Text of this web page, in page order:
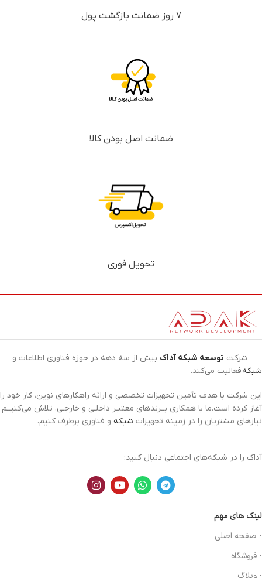
7 روز ضمانت بازگشت پول
ضمانت اصل بودن کالا
تحویل فوری
شرکت توسعه شبکه آداک بیش از سه دهه در حوزه فناوری اطلاعات و
شبکهفعالیت می‌کند.
این شرکت با هدف تأمین تجهیزات تخصصی و ارائه راهکارهای نوین، کار خود را
آغاز کرده است.ما با همکاری بــرندهای معتبـر داخلـی و خارجـی، تلاش می‌کنیــم
نیازهای مشتریان را در زمینه تجهیزات شبکه و فناوری برطرف کنیم.
آداک را در شبکه‌های اجتماعی دنبال کنید:
لینک های مهم
- صفحه اصلی
- فروشگاه